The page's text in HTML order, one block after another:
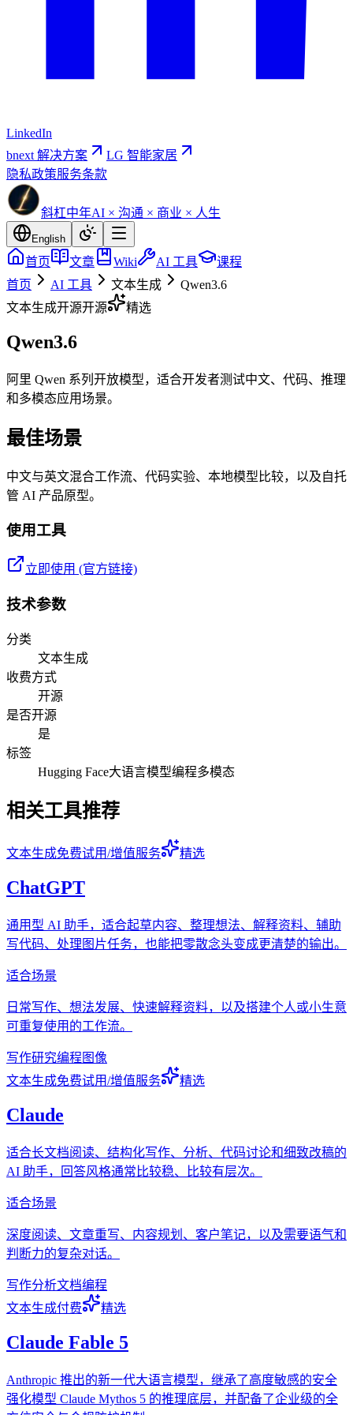
LinkedIn
bnext 解决方案
LG 智能家居
隐私政策服务条款
斜杠中年AI × 沟通 × 商业 × 人生
English
首页 文章 Wiki AI 工具
课程
首页
AI 工具 文本生成
Qwen3.6
文本生成开源开源 精选
Qwen3.6
阿里 Qwen 系列开放模型，适合开发者测试中文、代码、推理
和多模态应用场景。
最佳场景
中文与英文混合工作流、代码实验、本地模型比较，以及自托
管 AI 产品原型。
使用工具
立即使用 (官方链接)
技术参数
分类
文本生成
收费方式
开源
是否开源
是
标签
Hugging Face大语言模型编程多模态
相关工具推荐
文本生成免费试用/增值服务 精选
ChatGPT
通用型 AI 助手，适合起草内容、整理想法、解释资料、辅助
写代码、处理图片任务，也能把零散念头变成更清楚的输出。
适合场景
日常写作、想法发展、快速解释资料，以及搭建个人或小生意
可重复使用的工作流。
写作研究编程 图像
文本生成免费试用/增值服务 精选
Claude
适合长文档阅读、结构化写作、分析、代码讨论和细致改稿的
AI 助手，回答风格通常比较稳、比较有层次。
适合场景
深度阅读、文章重写、内容规划、客户笔记，以及需要语气和
判断力的复杂对话。
写作分析文档编程
文本生成付费 精选
Claude Fable 5
Anthropic 推出的新一代大语言模型，继承了高度敏感的安全
强化模型 Claude Mythos 5 的推理底层，并配备了企业级的全